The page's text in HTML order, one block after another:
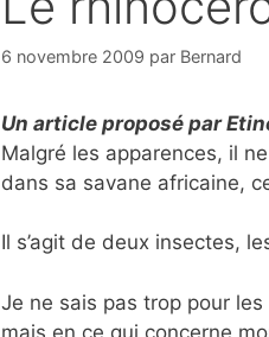
6 novembre 2009 par Bernard
Un article proposé par
Malgré les apparences, il
dans sa savane africaine,
Il s’agit de deux insectes,
Je ne sais pas trop pour
mais en ce qui concerne